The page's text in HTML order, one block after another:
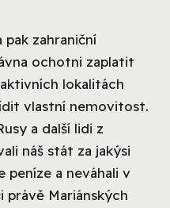
zahraniční
ochotni zaplatit
lokalitách
vlastní nemovitost.
a další lidi z
náš stát za jakýsi
peníze a neváhali v
právě Mariánských